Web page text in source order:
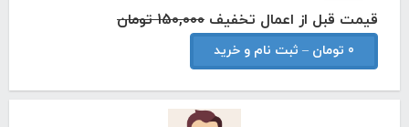
قیمت قبل از اعمال تخفیف 150,000 تومان
0 تومان – ثبت نام و خرید